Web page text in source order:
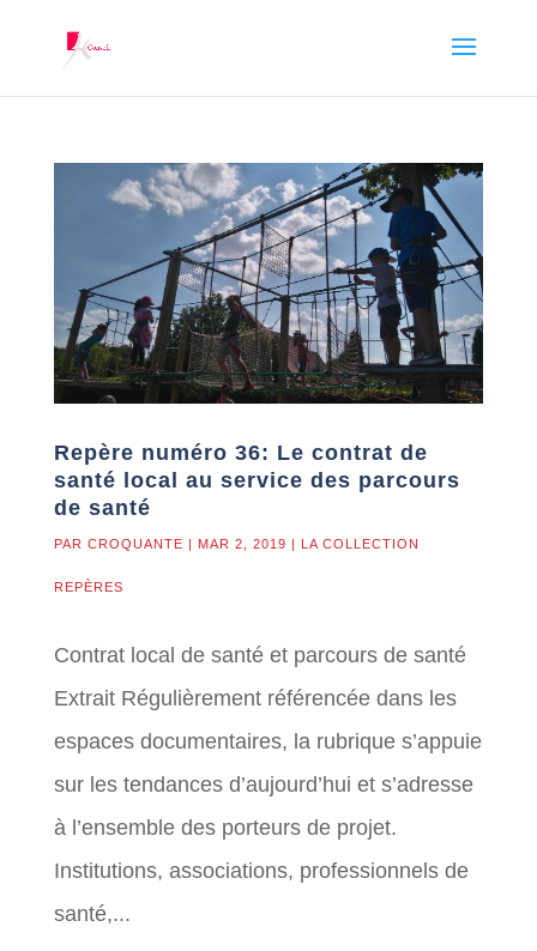
Repère numéro 36: Le contrat de
santé local au service des parcours
de santé
PAR CROQUANTE MAR 2, 2019 LA COLLECTION
REPÈRES
Contrat local de santé et parcours de santé
Extrait Régulièrement référencée dans les
espaces documentaires, la rubrique s’appuie
sur les tendances d’aujourd’hui et s’adresse
à l’ensemble des porteurs de projet.
Institutions, associations, professionnels de
santé,...